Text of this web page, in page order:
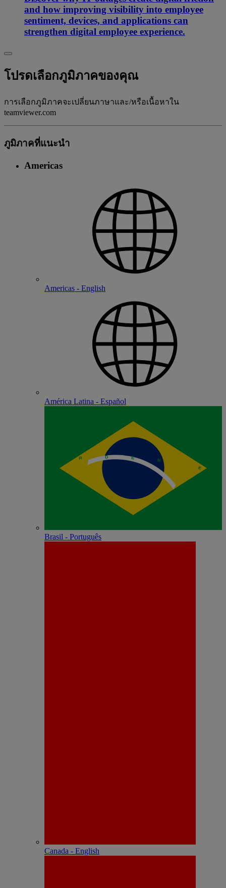
and how improving visibility into employee
sentiment, devices, and applications can
strengthen digital employee experience.
โปรดเลือกภูมิภาคของคุณ
การเลือกภูมิภาคจะเปลี่ยนภาษาและ/หรือเนื้อหาใน
teamviewer.com
ภูมิภาคที่แนะนํา
Americas
Americas - English
América Latina - Español
Brasil - Português
Canada - English